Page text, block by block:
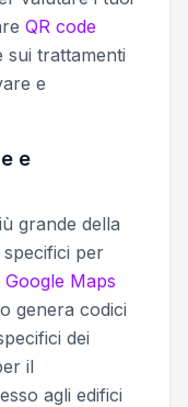
QR code
sui trattamenti
e
e
grande della
per
Google Maps
genera codici
dei
il
agli edifici